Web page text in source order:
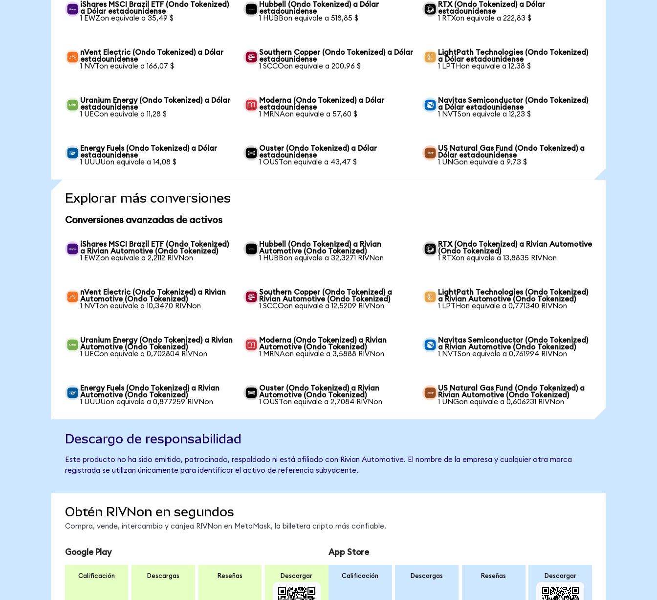
iShares MSCI Brazil ETF (Ondo Tokenized)
a Dólar estadounidense
1 EWZon equivale a 35,49 $
Hubbell (Ondo Tokenized) a Dólar
estadounidense
1 HUBBon equivale a 518,85 $
RTX (Ondo Tokenized) a Dólar
estadounidense
1 RTXon equivale a 222,83 $
nVent Electric (Ondo Tokenized) a Dólar
estadounidense
1 NVTon equivale a 166,07 $
Southern Copper (Ondo Tokenized) a Dólar
estadounidense
1 SCCOon equivale a 200,96 $
LightPath Technologies (Ondo Tokenized)
a Dólar estadounidense
1 LPTHon equivale a 12,38 $
Uranium Energy (Ondo Tokenized) a Dólar
estadounidense
1 UECon equivale a 11,28 $
Moderna (Ondo Tokenized) a Dólar
estadounidense
1 MRNAon equivale a 57,60 $
Navitas Semiconductor (Ondo Tokenized)
a Dólar estadounidense
1 NVTSon equivale a 12,23 $
Energy Fuels (Ondo Tokenized) a Dólar
estadounidense
1 UUUUon equivale a 14,08 $
Ouster (Ondo Tokenized) a Dólar
estadounidense
1 OUSTon equivale a 43,47 $
US Natural Gas Fund (Ondo Tokenized) a
Dólar estadounidense
1 UNGon equivale a 9,73 $
Explorar más conversiones
Conversiones avanzadas de activos
iShares MSCI Brazil ETF (Ondo Tokenized)
a Rivian Automotive (Ondo Tokenized)
1 EWZon equivale a 2,2112 RIVNon
Hubbell (Ondo Tokenized) a Rivian
Automotive (Ondo Tokenized)
1 HUBBon equivale a 32,3271 RIVNon
RTX (Ondo Tokenized) a Rivian Automotive
(Ondo Tokenized)
1 RTXon equivale a 13,8835 RIVNon
nVent Electric (Ondo Tokenized) a Rivian
Automotive (Ondo Tokenized)
1 NVTon equivale a 10,3470 RIVNon
Southern Copper (Ondo Tokenized) a
Rivian Automotive (Ondo Tokenized)
1 SCCOon equivale a 12,5209 RIVNon
LightPath Technologies (Ondo Tokenized)
a Rivian Automotive (Ondo Tokenized)
1 LPTHon equivale a 0,771340 RIVNon
Uranium Energy (Ondo Tokenized) a Rivian
Automotive (Ondo Tokenized)
1 UECon equivale a 0,702804 RIVNon
Moderna (Ondo Tokenized) a Rivian
Automotive (Ondo Tokenized)
1 MRNAon equivale a 3,5888 RIVNon
Navitas Semiconductor (Ondo Tokenized)
a Rivian Automotive (Ondo Tokenized)
1 NVTSon equivale a 0,761994 RIVNon
Energy Fuels (Ondo Tokenized) a Rivian
Automotive (Ondo Tokenized)
1 UUUUon equivale a 0,877259 RIVNon
Ouster (Ondo Tokenized) a Rivian
Automotive (Ondo Tokenized)
1 OUSTon equivale a 2,7084 RIVNon
US Natural Gas Fund (Ondo Tokenized) a
Rivian Automotive (Ondo Tokenized)
1 UNGon equivale a 0,606231 RIVNon
Descargo de responsabilidad
Este producto no ha sido emitido, patrocinado, respaldado ni está afiliado con Rivian Automotive. El nombre de la empresa y cualquier otra marca
registrada se utilizan únicamente para identificar el activo de referencia subyacente.
Obtén RIVNon en segundos
Compra, vende, intercambia y canjea RIVNon en MetaMask, la billetera cripto más confiable.
Google Play
Calificación Descargas Reseñas Descargar
App Store
Calificación Descargas Reseñas Descargar